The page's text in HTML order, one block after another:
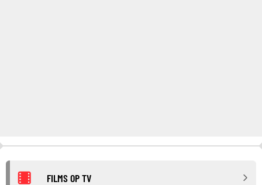
FILMS OP TV